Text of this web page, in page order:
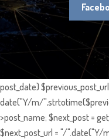
post_date)
date("Y/m/
>post_name; $next_post =
$next_post_url = "/